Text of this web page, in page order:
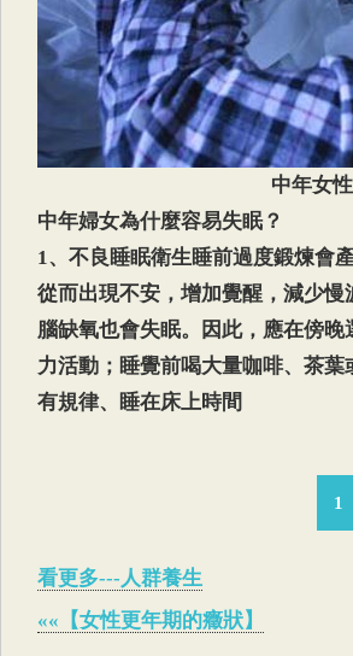
中年女
中年婦女為什麼容易失眠？
1、不良睡眠衛生睡前過度鍛煉會
從而出現不安，增加覺醒，減少
腦缺氧也會失眠。因此，應在傍
力活動；睡覺前喝大量咖啡、茶
有規律、睡在床上時間
1
看更多---人群養生
««【女性更年期的癥狀】